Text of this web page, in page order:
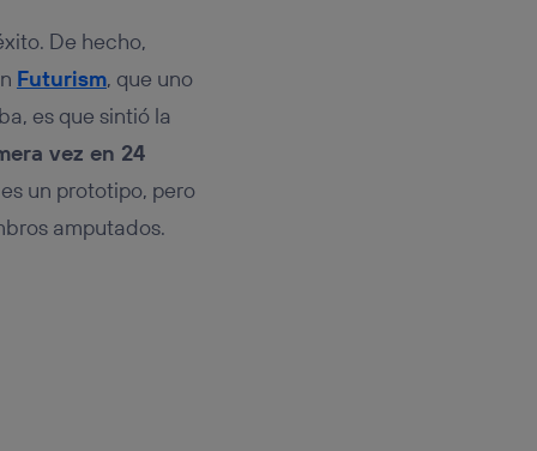
De hecho,
Futurism, que uno
es que sintió la
vez en 24
un prototipo, pero
amputados.